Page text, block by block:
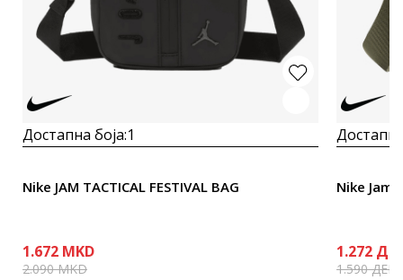
Достапна боја:1
Nike JAM TACTICAL FESTIVAL BAG
1.672 MKD
2.090MKD
Nike Jam
1.272
1.590ДЕН